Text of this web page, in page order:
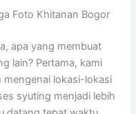
Foto Khitanan Bogor
apa yang membuat
lain? Pertama, kami
mengenai lokasi-lokasi
syuting menjadi lebih